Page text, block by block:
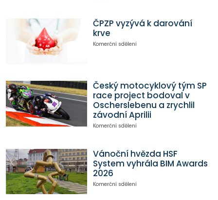
ČPZP vyzývá k darování
krve
Komerční sdělení
Český motocyklový tým SP
race project bodoval v
Oscherslebenu a zrychlil
závodní Aprilii
Komerční sdělení
Vánoční hvězda HSF
System vyhrála BIM Awards
2026
Komerční sdělení